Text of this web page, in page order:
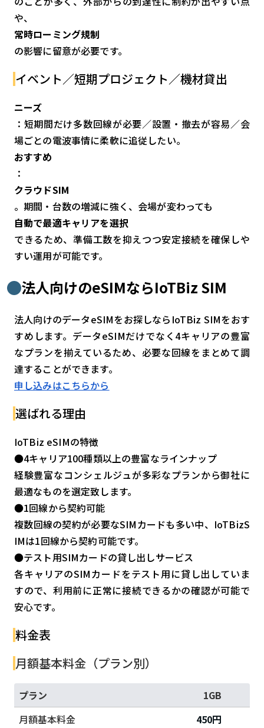
や、
常時ローミング規制
の影響に留意が必要です。
イベント／短期プロジェクト／機材貸出
ニーズ
：短期間だけ多数回線が必要／設置・撤去が容易／会
場ごとの電波事情に柔軟に追従したい。
おすすめ
：
クラウドSIM
。期間・台数の増減に強く、会場が変わっても
自動で最適キャリアを選択
できるため、準備工数を抑えつつ安定接続を確保しや
すい運用が可能です。
法人向けのeSIMならIoTBiz SIM
法人向けのデータeSIMをお探しならIoTBiz SIMをおす
すめします。データeSIMだけでなく4キャリアの豊富
なプランを揃えているため、必要な回線をまとめて調
達することができます。
申し込みはこちらから
選ばれる理由
IoTBiz eSIMの特徴
●4キャリア100種類以上の豊富なラインナップ
経験豊富なコンシェルジュが多彩なプランから御社に
最適なものを選定致します。
●1回線から契約可能
複数回線の契約が必要なSIMカードも多い中、IoTBizS
IMは1回線から契約可能です。
●テスト用SIMカードの貸し出しサービス
各キャリアのSIMカードをテスト用に貸し出していま
すので、利用前に正常に接続できるかの確認が可能で
安心です。
料金表
月額基本料金（プラン別）
プラン
1GB
月額基本料金
450円